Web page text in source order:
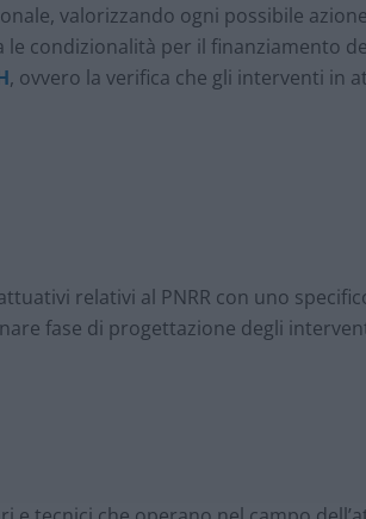
valorizzando ogni possibile
condizionalità per il finanziamento
, ovvero la verifica che gli interventi in
relativi al PNRR con uno
fase di progettazione degli